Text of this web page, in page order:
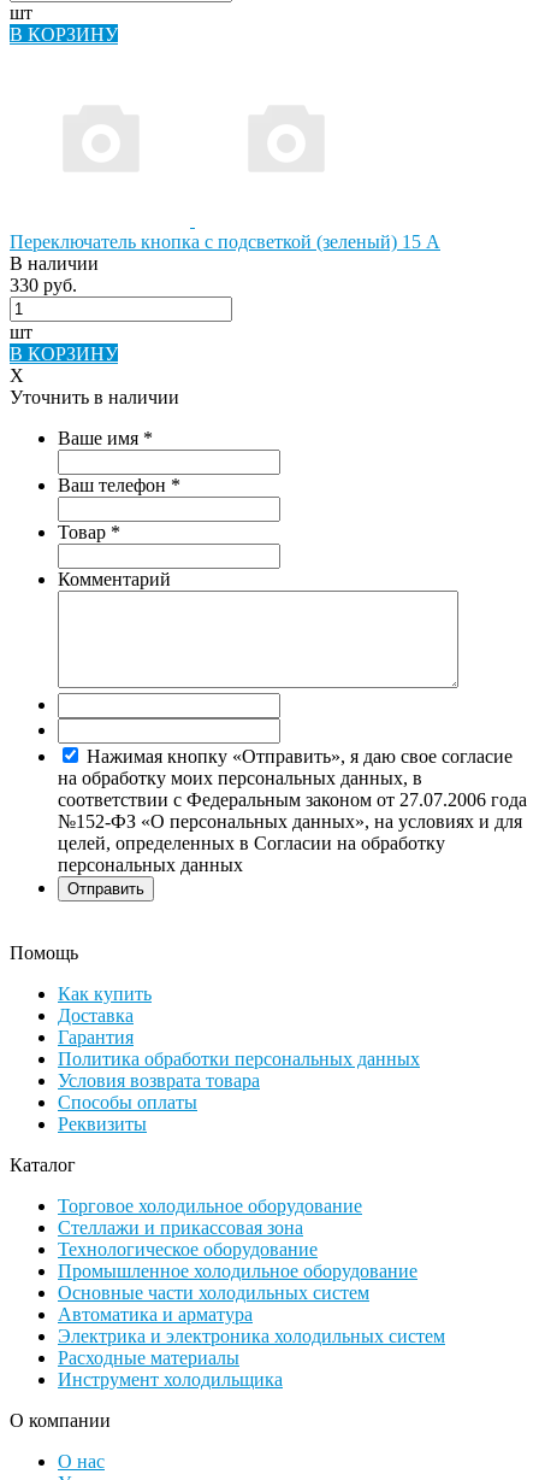
шт
В КОРЗИНУ
Переключатель кнопка с подсветкой (зеленый) 15 А
В наличии
330 руб.
шт
В КОРЗИНУ
X
Уточнить в наличии
Ваше имя *
Ваш телефон *
Товар *
Комментарий
Нажимая кнопку «Отправить», я даю свое согласие
на обработку моих персональных данных, в
соответствии с Федеральным законом от 27.07.2006 года
№152-ФЗ «О персональных данных», на условиях и для
целей, определенных в Согласии на обработку
персональных данных
Помощь
Как купить
Доставка
Гарантия
Политика обработки персональных данных
Условия возврата товара
Способы оплаты
Реквизиты
Каталог
Торговое холодильное оборудование
Стеллажи и прикассовая зона
Технологическое оборудование
Промышленное холодильное оборудование
Основные части холодильных систем
Автоматика и арматура
Электрика и электроника холодильных систем
Расходные материалы
Инструмент холодильщика
О компании
О нас